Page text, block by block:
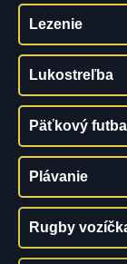
Lezenie
Lukostreľba
Päťkový futbal
Plávanie
Rugby